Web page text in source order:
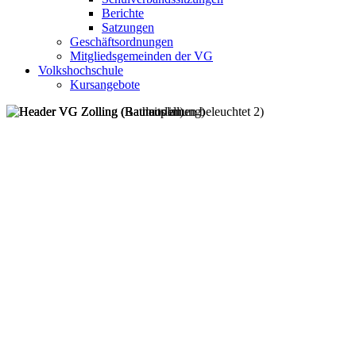
Berichte
Satzungen
Geschäftsordnungen
Mitgliedsgemeinden der VG
Volkshochschule
Kursangebote